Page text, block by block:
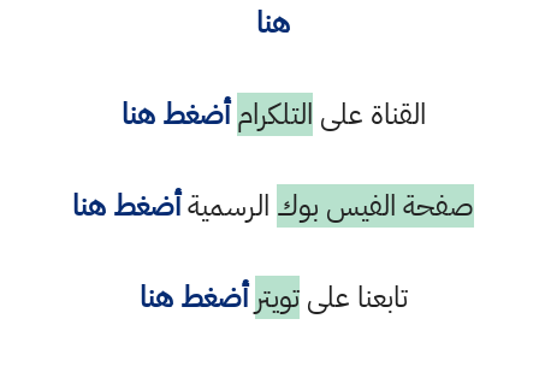
هنا
القناة على التلكرام أضغط هنا
صفحة الفيس بوك الرسميةأضغط هنا
تابعنا علىتويتر أضغط هنا